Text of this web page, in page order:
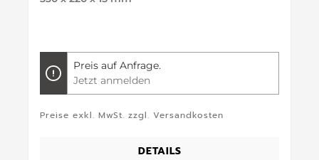
Preis auf Anfrage.
Jetzt anmelden
Preise exkl. MwSt. zzgl. Versandkosten
DETAILS